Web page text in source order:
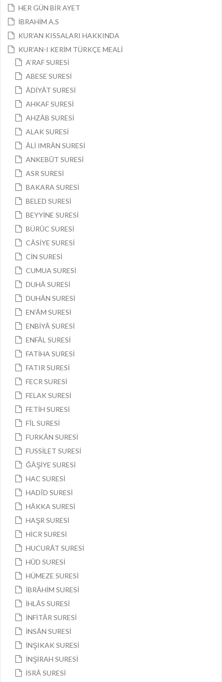
HER GÜN BİR AYET
İBRAHİM A.S
KUR’AN KISSALARI HAKKINDA
KUR’AN-I KERİM TÜRKÇE MEALİ
A’RAF SURESİ
ABESE SURESİ
ÂDİYÂT SURESİ
AHKAF SURESİ
AHZÂB SURESİ
ALAK SURESİ
ÂLİ IMRÂN SURESİ
ANKEBÛT SURESİ
ASR SURESİ
BAKARA SURESİ
BELED SURESİ
BEYYİNE SURESİ
BÜRÛC SURESİ
CÂSİYE SURESİ
CİN SURESİ
CUMUA SURESİ
DUHÂ SURESİ
DUHÂN SURESİ
EN’ÂM SURESİ
ENBİYÂ SURESİ
ENFÂL SURESİ
FATİHA SURESİ
FATIR SURESİ
FECR SURESİ
FELAK SURESİ
FETİH SURESİ
FÎL SURESİ
FURKÂN SURESİ
FUSSİLET SURESİ
ĞÂŞİYE SURESİ
HAC SURESİ
HADÎD SURESİ
HÂKKA SURESİ
HAŞR SURESİ
HİCR SURESİ
HUCURÂT SURESİ
HÛD SURESİ
HÜMEZE SURESİ
İBRÂHİM SURESİ
İHLÂS SURESİ
İNFİTÂR SURESİ
İNSÂN SURESİ
İNŞIKAK SURESİ
İNŞİRAH SURESİ
İSRÂ SURESİ